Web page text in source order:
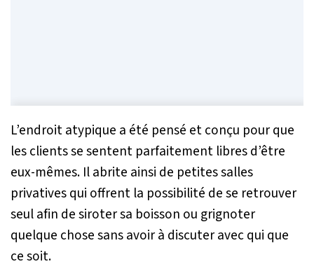
L’endroit atypique a été pensé et conçu pour que
les clients se sentent parfaitement libres d’être
eux-mêmes. Il abrite ainsi de petites salles
privatives qui offrent la possibilité de se retrouver
seul afin de siroter sa boisson ou grignoter
quelque chose sans avoir à discuter avec qui que
ce soit.